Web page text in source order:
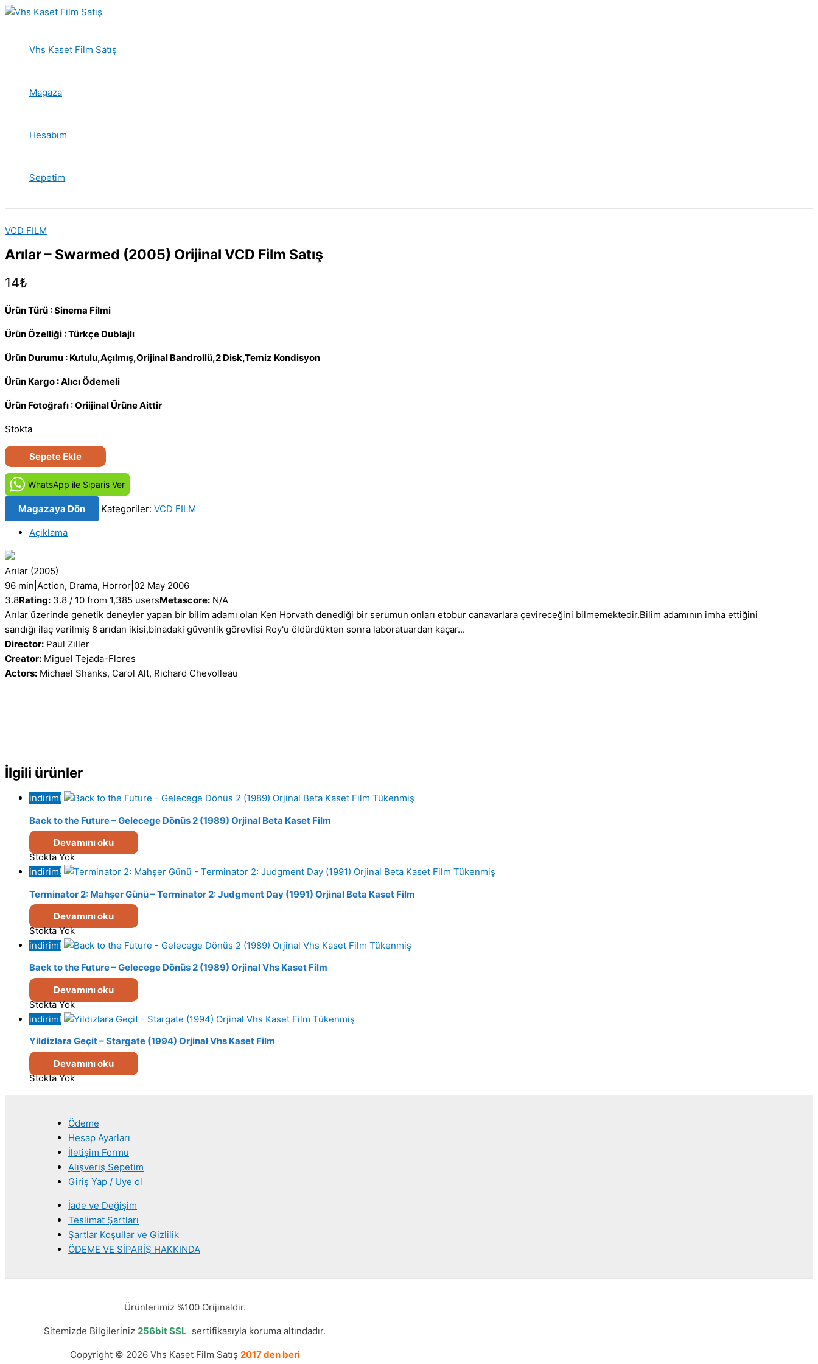
İçeriğe
Vhs Kaset Film Satış
Magaza
Hesabım
Sepetim
VCD FILM
Arılar – Swarmed (2005) Orijinal VCD Film Satış
14₺
Ürün Türü : Sinema Filmi
Ürün Özelliği : Türkçe Dublajlı
Ürün Durumu : Kutulu,Açılmış,Orijinal Bandrollü,2 Disk,Temiz Kondisyon
Ürün Kargo : Alıcı Ödemeli
Ürün Fotoğrafı : Oriijinal Ürüne Aittir
Stokta
Arılar
-
Swarmed
(2005)
Orijinal
Satış
adet
Sepete Ekle
WhatsApp ile Siparis Ver
Magazaya Dön Kategoriler: VCD FILM
Açıklama
Arılar (2005)
96 min Action, Drama, Horror 02 May 2006
3.8Rating: 3.8 / 10 from 1,385 usersMetascore: N/A
Arılar üzerinde genetik deneyler yapan bir bilim adamı olan Ken Horvath denediği bir serumun onları etobur canavarlara çevireceğini bilmemektedir.Bilim adamının imha ettiğini
sandığı ilaç verilmiş 8 arıdan ikisi,binadaki güvenlik görevlisi Roy'u öldürdükten sonra laboratuardan kaçar...
Director: Paul Ziller
Creator: Miguel Tejada-Flores
Actors: Michael Shanks, Carol Alt, Richard Chevolleau
İlgili ürünler
indirim!
Tükenmiş
Back to the Future – Gelecege Dönüs 2 (1989) Orjinal Beta Kaset Film
Devamını oku
Stokta Yok
indirim!
Tükenmiş
Terminator 2: Mahşer Günü – Terminator 2: Judgment Day (1991) Orjinal Beta Kaset Film
Devamını oku
Stokta Yok
indirim!
Tükenmiş
Back to the Future – Gelecege Dönüs 2 (1989) Orjinal Vhs Kaset Film
Devamını oku
Stokta Yok
indirim!
Tükenmiş
Yildizlara Geçit – Stargate (1994) Orjinal Vhs Kaset Film
Devamını oku
Stokta Yok
Ödeme
Hesap Ayarları
İletişim Formu
Alışveriş Sepetim
Giriş Yap / Uye ol
İade ve Değişim
Teslimat Şartları
Şartlar Koşullar ve Gizlilik
ÖDEME VE SİPARİŞ HAKKINDA
Ürünlerimiz %100 Orijinaldir.
Sitemizde Bilgileriniz 256bit SSL sertifikasıyla koruma altındadır.
Copyright © 2026 Vhs Kaset Film Satış 2017 den beri